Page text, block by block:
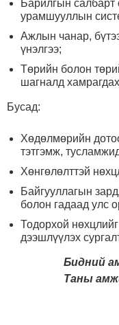
Барилгын салбарт
урамшууллын
Ажлын чанар,
үнэлгээ;
Төрийн болон
шагналд
Бусад:
Хөдөлмөрийн
тэтгэмж,
Хөнгөлөлттэй
Байгууллагын
болон гадаад улс
Тодорхой
дээшлүүлэх
Бидний
Таны